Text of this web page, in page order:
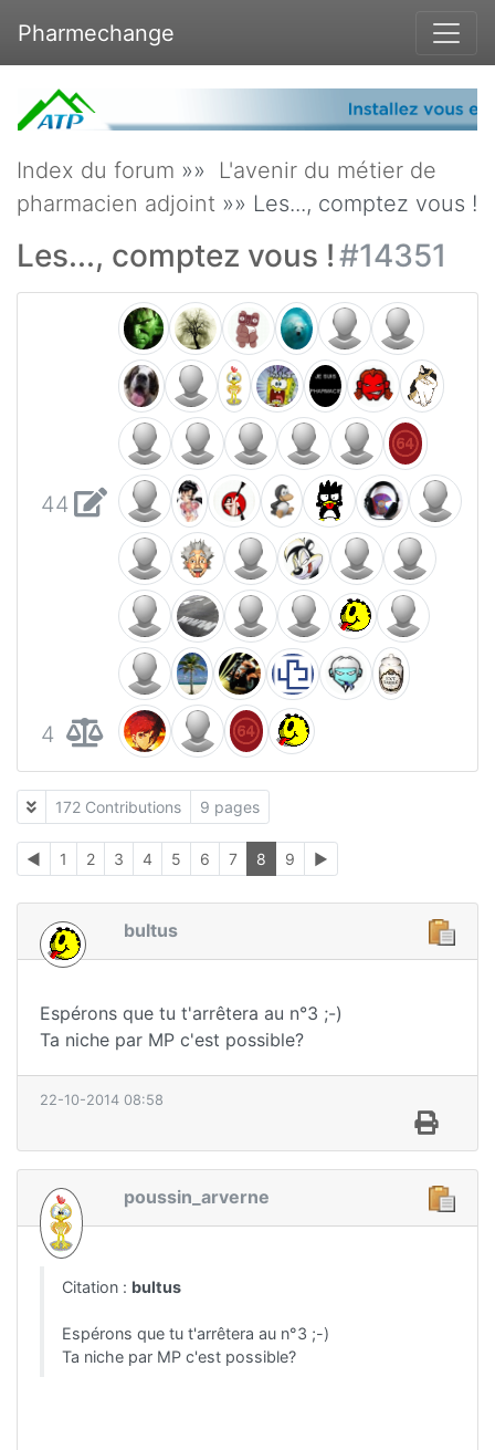
Pharmechange
Index du forum »» L'avenir du métier de
pharmacien adjoint »» Les..., comptez vous !
Les..., comptez vous !#14351
44
4
172 Contributions 9 pages
◄ 1 2 3 4 5 6 7 8 9 ►
bultus
Espérons que tu t'arrêtera au n°3 ;-)
Ta niche par MP c'est possible?
22-10-2014 08:58
poussin_arverne
Citation : bultus
Espérons que tu t'arrêtera au n°3 ;-)
Ta niche par MP c'est possible?